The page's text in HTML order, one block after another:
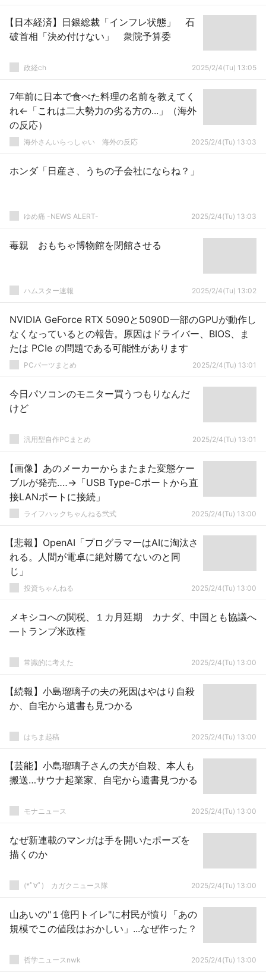
【日本経済】日銀総裁「インフレ状態」 石
破首相「決め付けない」 衆院予算委
政経ch 2025/2/4(Tu) 13:05
7年前に日本で食べた料理の名前を教えてく
れ←「これは二大勢力の劣る方の...」（海外
の反応）
海外さんいらっしゃい 海外の反応 2025/2/4(Tu) 13:03
ホンダ「日産さ、うちの子会社にならね？」
ゆめ痛 -NEWS ALERT- 2025/2/4(Tu) 13:03
毒親 おもちゃ博物館を閉館させる
ハムスター速報 2025/2/4(Tu) 13:02
NVIDIA GeForce RTX 5090と5090D一部のGPUが動作し
なくなっているとの報告。原因はドライバー、BIOS、ま
たは PCIe の問題である可能性があります
PCパーツまとめ 2025/2/4(Tu) 13:01
今日パソコンのモニター買うつもりなんだ
けど
汎用型自作PCまとめ 2025/2/4(Tu) 13:01
【画像】あのメーカーからまたまた変態ケー
ブルが発売‥‥→「USB Type-Cポートから直
接LANポートに接続」
ライフハックちゃんねる弐式 2025/2/4(Tu) 13:00
【悲報】OpenAI「プログラマーはAIに淘汰さ
れる。人間が電卓に絶対勝てないのと同
じ」
投資ちゃんねる 2025/2/4(Tu) 13:00
メキシコへの関税、１カ月延期 カナダ、中国とも協議へ
―トランプ米政権
常識的に考えた 2025/2/4(Tu) 13:00
【続報】小島瑠璃子の夫の死因はやはり自殺
か、自宅から遺書も見つかる
はちま起稿 2025/2/4(Tu) 13:00
【芸能】小島瑠璃子さんの夫が自殺、本人も
搬送…サウナ起業家、自宅から遺書見つかる
モナニュース 2025/2/4(Tu) 13:00
なぜ新連載のマンガは手を開いたポーズを
描くのか
(*ﾟ∀ﾟ)ゞカガクニュース隊 2025/2/4(Tu) 13:00
山あいの"１億円トイレ"に村民が憤り「あの
規模でこの値段はおかしい」...なぜ作った？
哲学ニュースnwk 2025/2/4(Tu) 13:00